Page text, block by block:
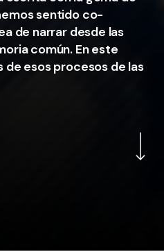
sentido co-
de narrar desde las
común. En este
de esos procesos de las